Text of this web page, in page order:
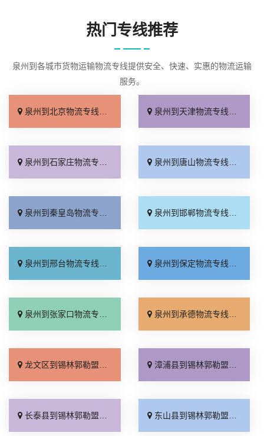
热门专线推荐
泉州到各城市货物运输物流专线提供安全、快速、实惠的物流运输
服务。
泉州到北京物流专线_几天到达「按时送达」 泉州到天津物流专线_运价查询「实时跟踪 」
泉州到石家庄物流专线_无需中转「来电咨询」 泉州到唐山物流专线_直达特快专线「市县闪送」
泉州到秦皇岛物流专线_直通专线「高效快运」 泉州到邯郸物流专线_合理收费「零担配货」
泉州到邢台物流专线_天天发车「高速快运」 泉州到保定物流专线_快运有保障「一站直达」
泉州到张家口物流专线_直达特快专线「门到门接送」 泉州到承德物流专线_直达到站「运费多少」
龙文区到锡林郭勒盟物流专线_送货上门「费用多少」 漳浦县到锡林郭勒盟物流专线_准时到货「高速快运」
长泰县到锡林郭勒盟物流专线_托运省心「专业靠谱」 东山县到锡林郭勒盟物流专线_物流拼车「专线快运」